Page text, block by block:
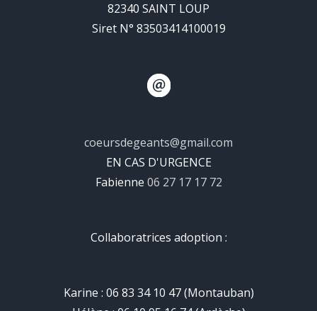
82340 SAINT LOUP
Siret N° 83503414100019
coeursdegeants@gmail.com
EN CAS D'URGENCE
Fabienne 06 27 17 17 72
Collaboratrices adoption :
Karine : 06 83 34 10 47 (Montauban)